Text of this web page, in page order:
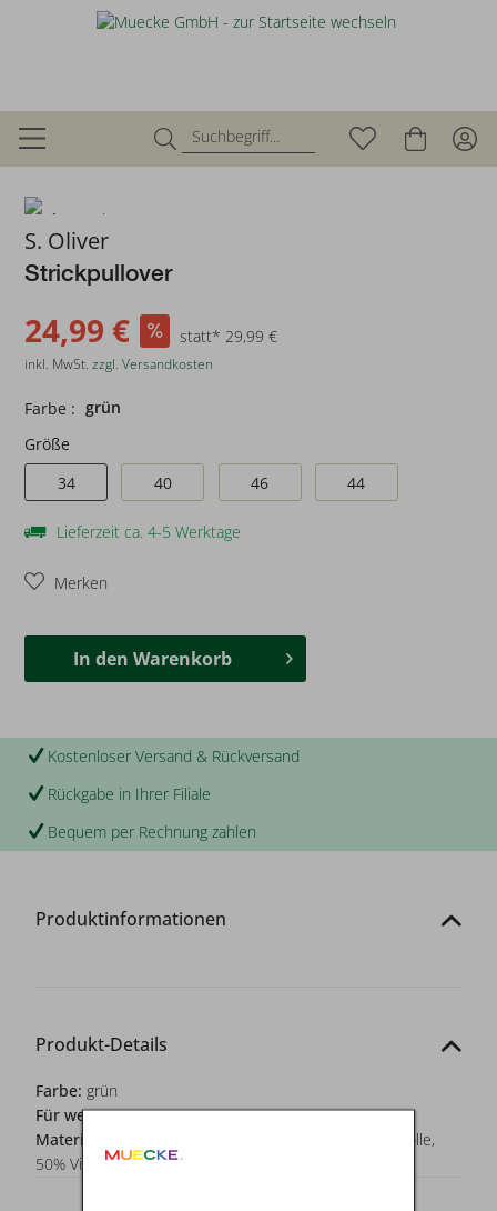
zurück
S. Oliver
Strickpullover
24,99 € statt* 29,99 €
inkl. MwSt.zzgl. Versandkosten
Farbe : grün
Größe
34
40 46 44
Lieferzeit ca. 4-5 Werktage
Merken
In den Warenkorb
Kostenloser Versand & Rückversand
Rückgabe in Ihrer Filiale
Bequem per Rechnung zahlen
Produktinformationen
Produkt-Details
Farbe: grün
Für wen?: Damen
Materialzusammensetzung:
Oberstoff: 50% Baumwolle,
50% Viskose